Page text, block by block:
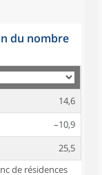
du nombre
14,6
–10,9
25,5
de résidences